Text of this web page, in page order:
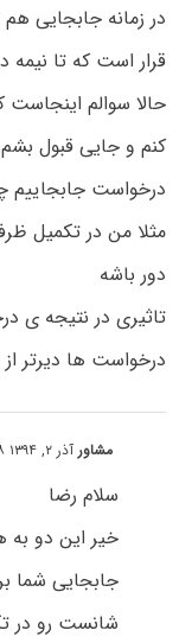
در زمانه جابجایی
قرار است که تا نیمه
حالا سوالم
کنم و جایی قبول بشم
درخواست جابجاییم
مثلا من در تکمیل
دور باشه
تاثیری در نتیجه ی
درخواست ها دیرتر
مشاور آذر ۲, ۱۳۹۴ at ۴:۴۸ ب٫ظ
سلام رضا
خیر این دو
جابجایی شما
شانست رو در